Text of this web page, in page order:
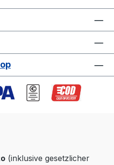
(inklusive gesetzlicher